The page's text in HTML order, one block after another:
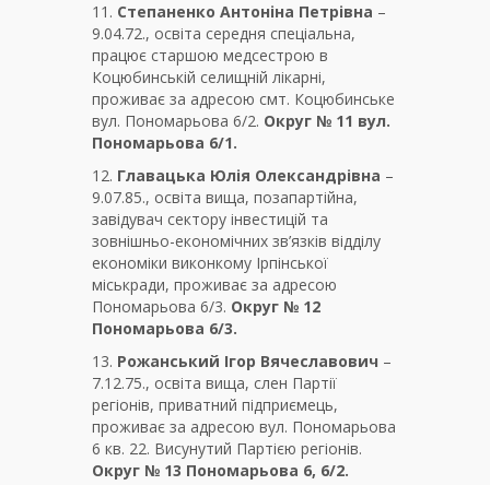
11. Степаненко Антоніна Петрівна –
9.04.72., освіта середня спеціальна,
працює старшою медсестрою в
Коцюбинській селищній лікарні,
проживає за адресою смт. Коцюбинське
вул. Пономарьова 6/2. Округ № 11 вул.
Пономарьова 6/1.
12. Главацька Юлія Олександрівна –
9.07.85., освіта вища, позапартійна,
завідувач сектору інвестицій та
зовнішньо-економічних зв’язків відділу
економіки виконкому Ірпінської
міськради, проживає за адресою
Пономарьова 6/3. Округ № 12
Пономарьова 6/3.
13. Рожанський Ігор Вячеславович –
7.12.75., освіта вища, слен Партії
регіонів, приватний підприємець,
проживає за адресою вул. Пономарьова
6 кв. 22. Висунутий Партією регіонів.
Округ № 13 Пономарьова 6, 6/2.